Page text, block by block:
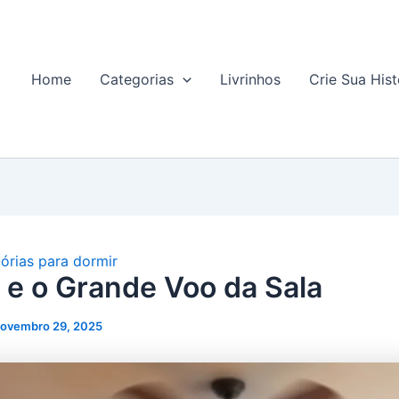
Home Categorias Livrinhos Crie Sua
para dormir
o Grande Voo da Sala
29, 2025